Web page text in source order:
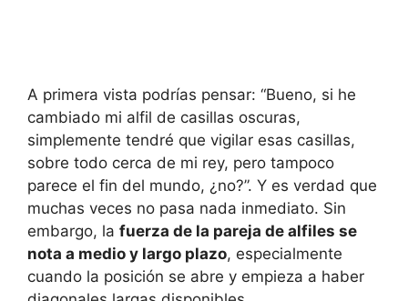
A primera vista podrías pensar: “Bueno, si he
cambiado mi alfil de casillas oscuras,
simplemente tendré que vigilar esas casillas,
sobre todo cerca de mi rey, pero tampoco
parece el fin del mundo, ¿no?”. Y es verdad que
muchas veces no pasa nada inmediato. Sin
embargo, la fuerza de la pareja de alfiles se
nota a medio y largo plazo, especialmente
cuando la posición se abre y empieza a haber